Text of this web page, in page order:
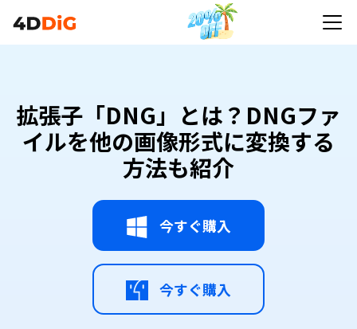
拡張子「DNG」とは？DNGファ
イルを他の画像形式に変換する
方法も紹介
今すぐ購入
今すぐ購入